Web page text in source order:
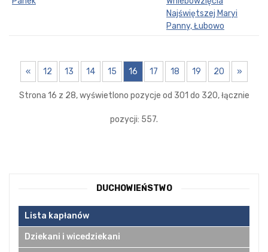
Najświętszej Maryi
Panny, Łubowo
« 12 13 14 15 16 17 18 19 20 »
Strona 16 z 28, wyświetlono pozycje od 301 do 320, łącznie
pozycji: 557.
DUCHOWIEŃSTWO
Lista kapłanów
Dziekani i wicedziekani